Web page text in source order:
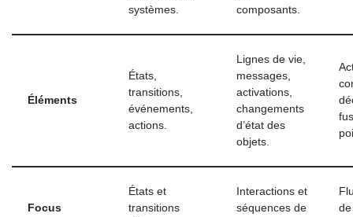
systèmes.
composants.
Éléments
États,
transitions,
événements,
actions.
Lignes de vie,
messages,
activations,
changements
d’état des
objets.
Focus
États et
transitions
Interactions et
séquences de